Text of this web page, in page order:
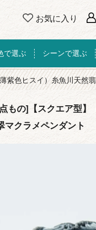
お気に入り
で選ぶ シーンで選ぶ
紫色ヒスイ）糸魚川天然
もの]【スクエア型】
マクラメペンダント